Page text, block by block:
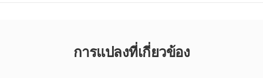
การแปลงที่เกี่ยวข้อง